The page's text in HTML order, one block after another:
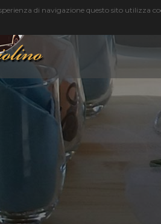
di navigazione questo sito utilizza